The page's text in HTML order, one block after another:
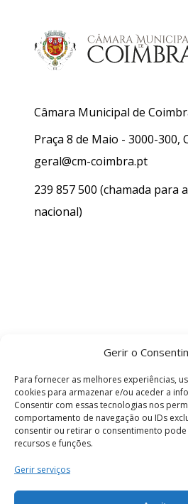
Gerir o
Para fornecer as melhores experiências,
cookies para armazenar e/ou aceder a
Consentir com essas tecnologias nos
comportamento de navegação ou IDs
consentir ou retirar o consentimento
recursos e funções.
Gerir serviços
Câmara Municipal de
Praça 8 de Maio - 3000-300,
geral@cm-coimbra.pt
239 857 500 (chamada para
nacional)
Termos e Condições